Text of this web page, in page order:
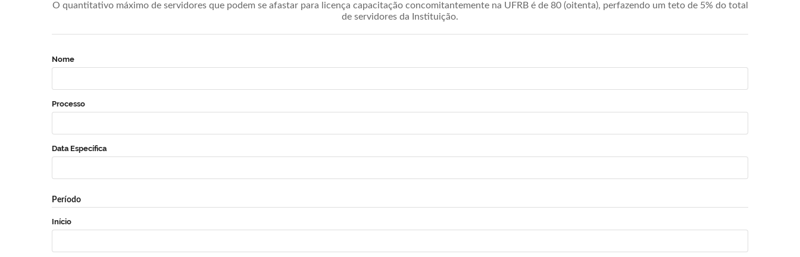
O quantitativo máximo de servidores que podem se afastar para licença capacitação concomitantemente na UFRB é de 80 (oitenta), perfazendo um teto de 5% do total
de servidores da Instituição.
Nome
Processo
Data Específica
Período
Início